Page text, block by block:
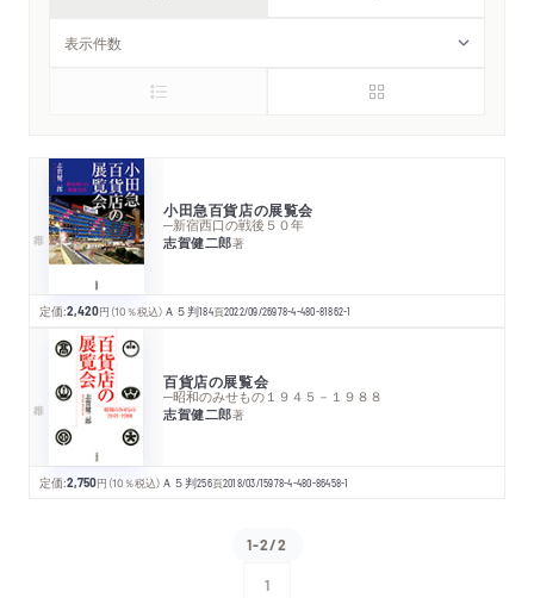
小田急百貨店の展覧会
─新宿西口の戦後５０年
志賀健二郎著
定価:2,420円 （10％税込） Ａ５判184頁2022/09/26978-4-480-81862-1
百貨店の展覧会
─昭和のみせもの１９４５－１９８８
志賀健二郎著
定価:2,750円 （10％税込） Ａ５判256頁2018/03/15978-4-480-86458-1
1-2/2
1